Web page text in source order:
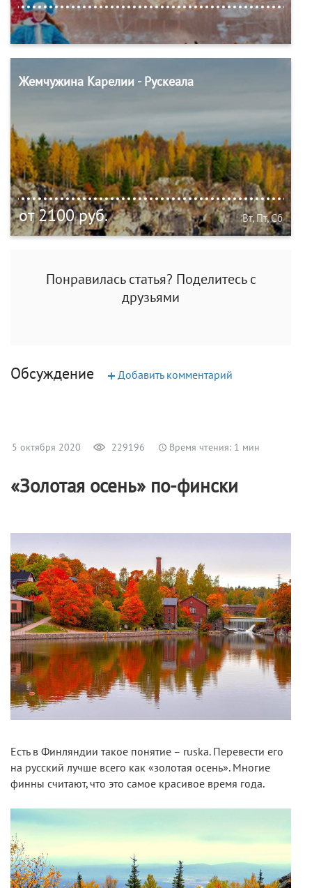
Жемчужина Карелии - Рускеала
от 2100 руб. Вт, Пт, Сб
Понравилась статья? Поделитесь с
друзьями
Обсуждение + Добавить комментарий
5 октября 2020 229196 Время чтения: 1 мин
«Золотая осень» по-фински
Есть в Финляндии такое понятие – ruska. Перевести его
на русский лучше всего как «золотая осень». Многие
финны считают, что это самое красивое время года.